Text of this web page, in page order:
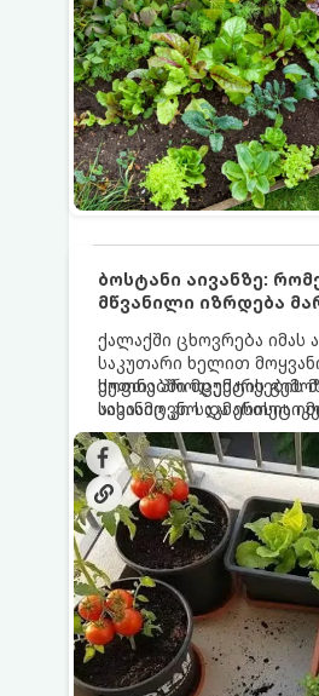
უნდა მოასწროთ:
ბოსტანი აივანზე:
მწვანილი იზრდება
ქალაქში ცხოვრება იმას
საკუთარი ხელით
სუფთა პროდუქტის
აივანიც კი საკმარისია
მოიწყოთ მინი-ბოსტანი,
ყოველდღიურად ახალ,
და ბოსტნეულს
ქოთნებში მცენარეების
სასიამოვნო და
იცოდეთ, რომელი
ქოთნის პირობებს
მოუაროთ მათ სწორად.